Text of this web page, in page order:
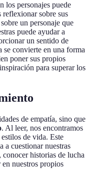
los personajes puede
sobre sus
un personaje que
puede ayudar a
un sentido de
convierte en una forma
poner sus propios
para superar los
de empatía, sino que
. Al leer, nos encontramos
de vida. Este
a cuestionar nuestras
historias de lucha
nuestros propios